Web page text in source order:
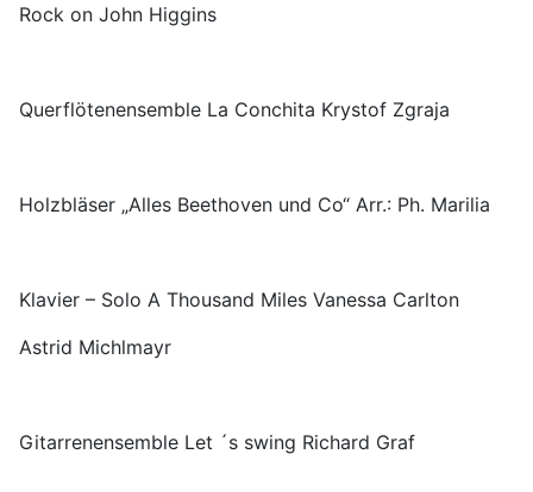
Rock on John Higgins
Querflötenensemble La Conchita Krystof Zgraja
Holzbläser „Alles Beethoven und Co“ Arr.: Ph. Marilia
Klavier – Solo A Thousand Miles Vanessa Carlton
Astrid Michlmayr
Gitarrenensemble Let ´s swing Richard Graf